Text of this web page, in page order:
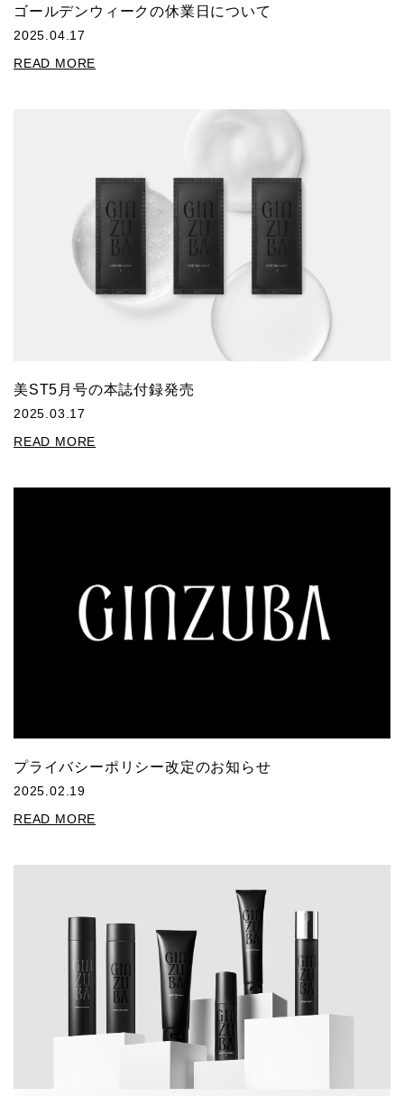
ゴールデンウィークの休業日について
2025.04.17
READ MORE
美ST5月号の本誌付録発売
2025.03.17
READ MORE
プライバシーポリシー改定のお知らせ
2025.02.19
READ MORE